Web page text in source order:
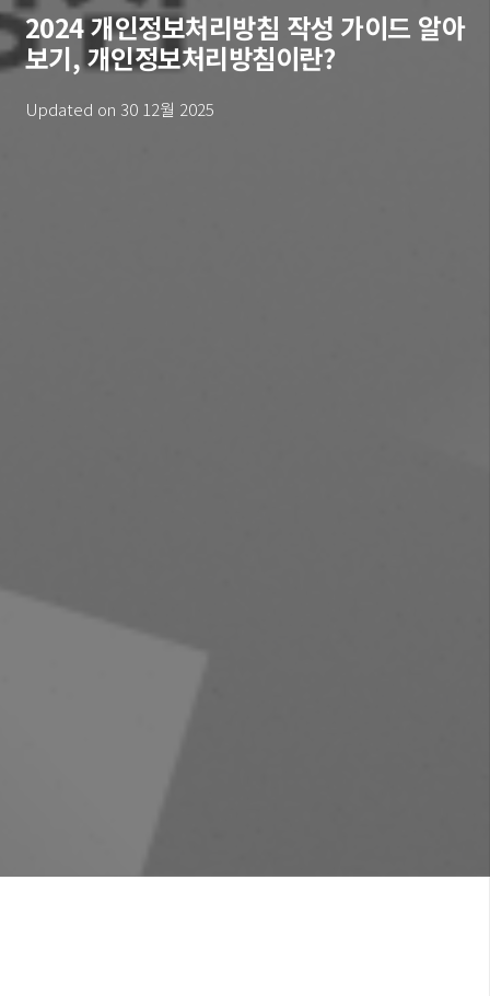
2024 개인정보처리방침 작성 가이드 알아
보기, 개인정보처리방침이란?
Updated on 30 12월 2025